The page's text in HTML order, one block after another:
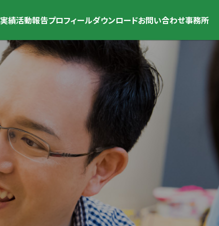
実績活動報告プロフィールダウンロードお問い合わせ事務所